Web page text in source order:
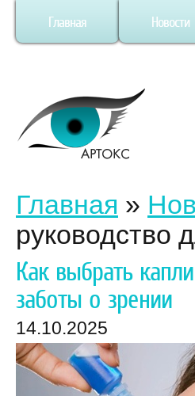
Главная Новости
Главная »
руководство
Как выбрать
заботы о зрении
14.10.2025